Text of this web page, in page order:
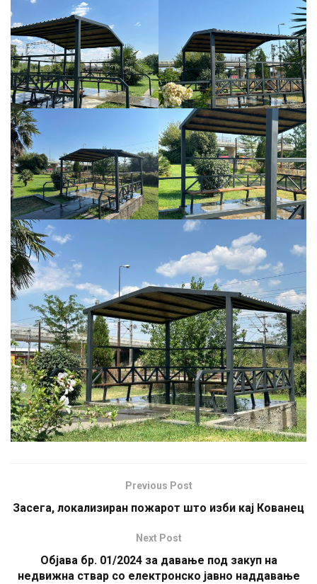
Previous Post
Засега, локализиран пожарот што изби кај Кованец
Next Post
Објава бр. 01/2024 за давање под закуп на
недвижна ствар со електронско јавно наддавање